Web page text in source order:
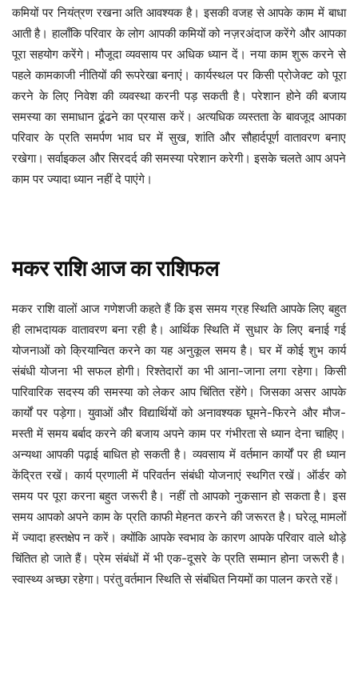
कमियों पर नियंत्रण रखना अति आवश्यक है। इसकी वजह से आपके काम में बाधा
आती है। हालाँकि परिवार के लोग आपकी कमियों को नज़रअंदाज करेंगे और आपका
पूरा सहयोग करेंगे। मौजूदा व्यवसाय पर अधिक ध्यान दें। नया काम शुरू करने से
पहले कामकाजी नीतियों की रूपरेखा बनाएं। कार्यस्थल पर किसी प्रोजेक्ट को पूरा
करने के लिए निवेश की व्यवस्था करनी पड़ सकती है। परेशान होने की बजाय
समस्या का समाधान ढूंढने का प्रयास करें। अत्यधिक व्यस्तता के बावजूद आपका
परिवार के प्रति समर्पण भाव घर में सुख, शांति और सौहार्दपूर्ण वातावरण बनाए
रखेगा। सर्वाइकल और सिरदर्द की समस्या परेशान करेगी। इसके चलते आप अपने
काम पर ज्यादा ध्यान नहीं दे पाएंगे।
मकर राशि आज का राशिफल
मकर राशि वालों आज गणेशजी कहते हैं किइस समय ग्रह स्थिति आपके लिए बहुत
ही लाभदायक वातावरण बना रही है। आर्थिक स्थिति में सुधार के लिए बनाई गई
योजनाओं को क्रियान्वित करने का यह अनुकूल समय है। घर में कोई शुभ कार्य
संबंधी योजना भी सफल होगी। रिश्तेदारों का भी आना-जाना लगा रहेगा। किसी
पारिवारिक सदस्य की समस्या को लेकर आप चिंतित रहेंगे। जिसका असर आपके
कार्यों पर पड़ेगा। युवाओं और विद्यार्थियों को अनावश्यक घूमने-फिरने और मौज-
मस्ती में समय बर्बाद करने की बजाय अपने काम पर गंभीरता से ध्यान देना चाहिए।
अन्यथा आपकी पढ़ाई बाधित हो सकती है। व्यवसाय में वर्तमान कार्यों पर ही ध्यान
केंद्रित रखें। कार्य प्रणाली में परिवर्तन संबंधी योजनाएं स्थगित रखें। ऑर्डर को
समय पर पूरा करना बहुत जरूरी है। नहीं तो आपको नुकसान हो सकता है। इस
समय आपको अपने काम के प्रति काफी मेहनत करने की जरूरत है। घरेलू मामलों
में ज्यादा हस्तक्षेप न करें। क्योंकि आपके स्वभाव के कारण आपके परिवार वाले थोड़े
चिंतित हो जाते हैं। प्रेम संबंधों में भी एक-दूसरे के प्रति सम्मान होना जरूरी है।
स्वास्थ्य अच्छा रहेगा। परंतु वर्तमान स्थिति से संबंधित नियमों का पालन करते रहें।